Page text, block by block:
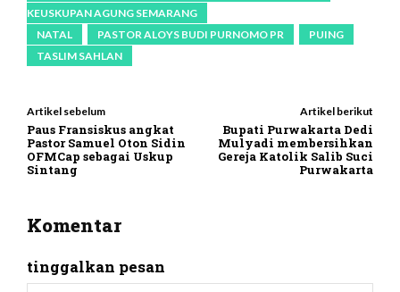
KEUSKUPAN AGUNG SEMARANG
NATAL
PASTOR ALOYS BUDI PURNOMO PR
PUING
TASLIM SAHLAN
Artikel sebelum
Paus Fransiskus angkat
Pastor Samuel Oton Sidin
OFMCap sebagai Uskup
Sintang
Artikel berikut
Bupati Purwakarta Dedi
Mulyadi membersihkan
Gereja Katolik Salib Suci
Purwakarta
Komentar
tinggalkan pesan